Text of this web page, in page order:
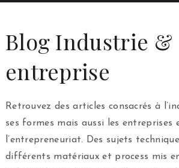
Blog Industrie &
entreprise
Retrouvez des articles consacrés à
ses formes mais aussi les entreprises
l’entrepreneuriat. Des sujets
différents matériaux et process mis